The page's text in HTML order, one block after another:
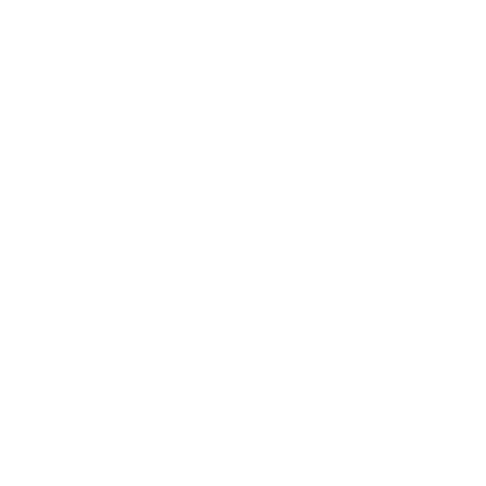
INCALZITOR pentru confort termic in sezonul rece.